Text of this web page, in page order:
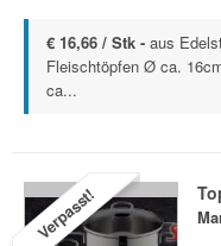
€ 16,66 / Stk - aus
Fleischtöpfen Ø ca.
ca...
Verpasst!